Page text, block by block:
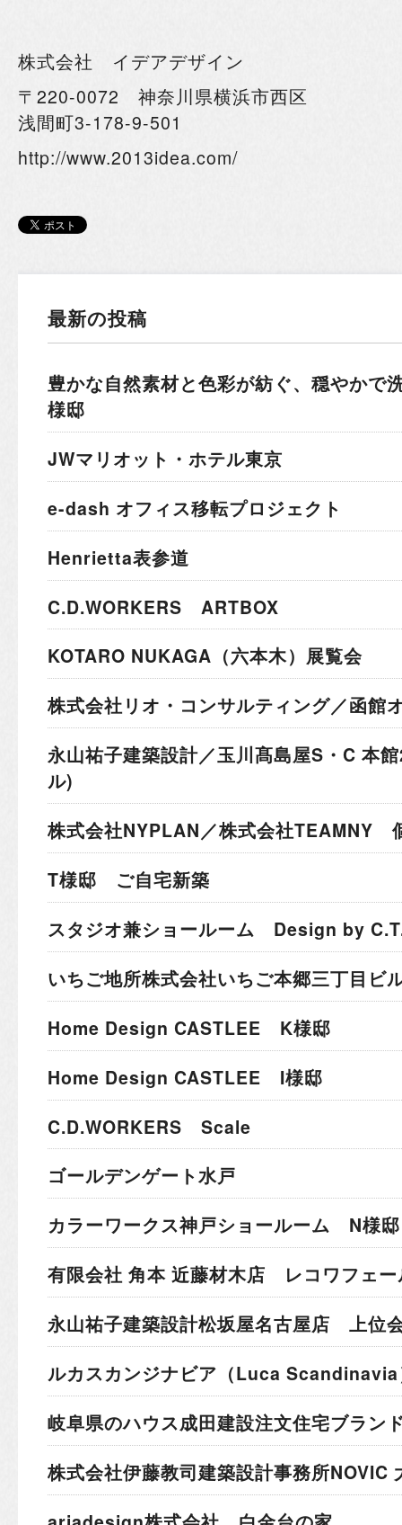
株式会社 イデアデザイン
〒220-0072 神奈川県横浜市西区
浅間町3-178-9-501
http://www.2013idea.com/
最新の投稿
豊かな自然素材と色彩が紡ぐ、穏やかで
様邸
JWマリオット・ホテル東京
e-dash オフィス移転プロジェクト
Henrietta表参道
C.D.WORKERS ARTBOX
KOTARO NUKAGA（六本木）展覧会
株式会社リオ・コンサルティング／函館
永山祐子建築設計／玉川髙島屋S・C 本
ル)
株式会社NYPLAN／株式会社TEAMNY
T様邸 ご自宅新築
スタジオ兼ショールーム Design by
いちご地所株式会社いちご本郷三丁目ビ
Home Design CASTLEE K様邸
Home Design CASTLEE I様邸
C.D.WORKERS Scale
ゴールデンゲート水戸
カラーワークス神戸ショールーム N様邸
有限会社 角本 近藤材木店 レコワフェー
永山祐子建築設計松坂屋名古屋店 上位
ルカスカンジナビア （Luca
岐阜県のハウス成田建設注文住宅ブラン
株式会社伊藤教司建築設計事務所NOVIC